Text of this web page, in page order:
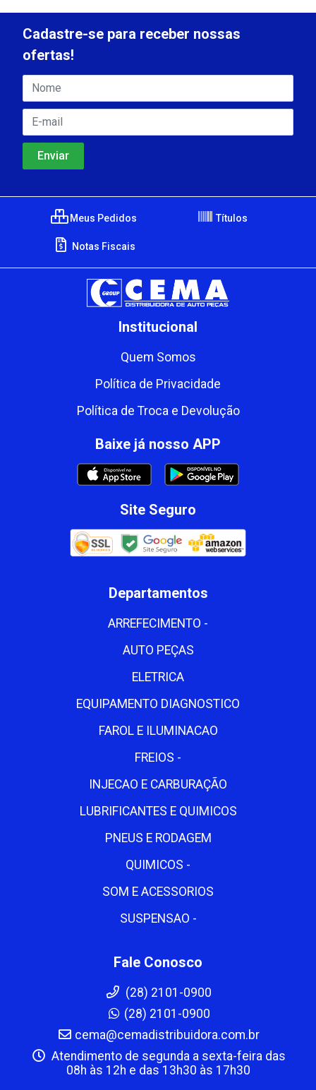
Cadastre-se para receber nossas
ofertas!
Meus Pedidos Títulos
Notas Fiscais
Institucional
Quem Somos
Política de Privacidade
Política de Troca e Devolução
Baixe já nosso APP
Site Seguro
Departamentos
ARREFECIMENTO -
AUTO PEÇAS
ELETRICA
EQUIPAMENTO DIAGNOSTICO
FAROL E ILUMINACAO
FREIOS -
INJECAO E CARBURAÇÃO
LUBRIFICANTES E QUIMICOS
PNEUS E RODAGEM
QUIMICOS -
SOM E ACESSORIOS
SUSPENSAO -
Fale Conosco
(28) 2101-0900
(28) 2101-0900
cema@cemadistribuidora.com.br
Atendimento de segunda a sexta-feira das
08h às 12h e das 13h30 às 17h30